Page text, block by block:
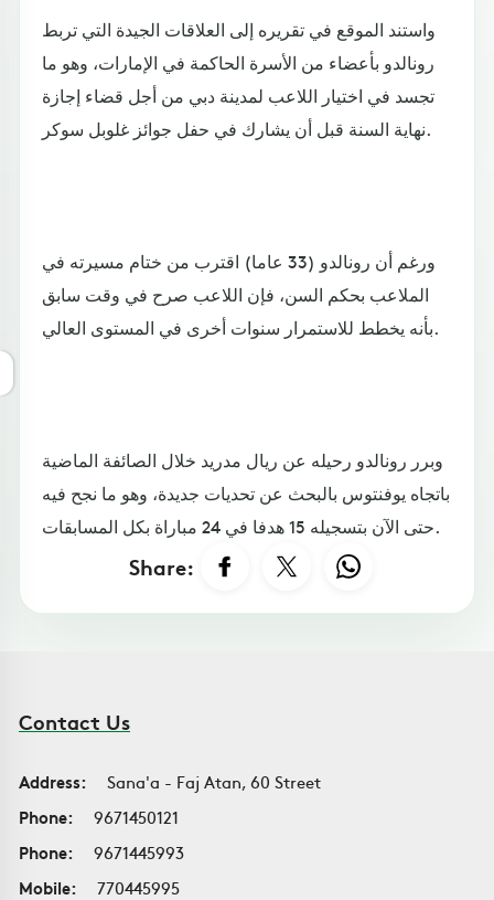
واستند الموقع في تقريره إلى العلاقات الجيدة التي تربط
رونالدو بأعضاء من الأسرة الحاكمة في الإمارات، وهو ما
تجسد في اختيار اللاعب لمدينة دبي من أجل قضاء إجازة
نهاية السنة قبل أن يشارك في حفل جوائز غلوبل سوكر.
ورغم أن رونالدو (33 عاما) اقترب من ختام مسيرته في
الملاعب بحكم السن، فإن اللاعب صرح في وقت سابق
بأنه يخطط للاستمرار سنوات أخرى في المستوى العالي.
وبرر رونالدو رحيله عن ريال مدريد خلال الصائفة الماضية
باتجاه يوفنتوس بالبحث عن تحديات جديدة، وهو ما نجح فيه
حتى الآن بتسجيله 15 هدفا في 24 مباراة بكل المسابقات.
Share:
Contact Us
Address:
Sana'a - Faj Atan, 60 Street
Phone:
9671450121
Phone:
9671445993
Mobile:
770445995